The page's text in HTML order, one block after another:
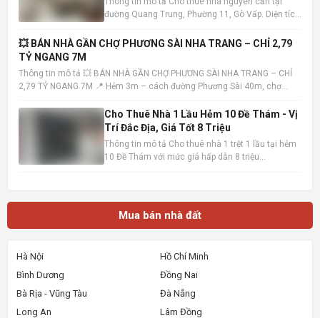
đường Quang Trung, Phường 11, Gò Vấp. Diện tích
và 3 phòng tắm. Nhà có sẵn 3 máy lạnh, tiện nghi
đầy đủ, sẵn sàng dọn vào ở ngay. Vị trí nhà đắc
💥 BÁN NHÀ GẦN CHỢ PHƯƠNG SÀI NHA TRANG – CHỈ 2,79
TỶ NGANG 7M
Thông tin mô tả 💥 BÁN NHÀ GẦN CHỢ PHƯƠNG SÀI NHA TRANG – CHỈ
2,79 TỶ NGANG 7M 📍 Hẻm 3m – cách đường Phương Sài 40m, chợ
trệt 1 lầu – hướng Tây Bắc – sổ hồng hoàn công • Trệt: khách
Cho Thuê Nhà 1 Lầu Hẻm 10 Đề Thám - Vị
Trí Đắc Địa, Giá Tốt 8 Triệu
Thông tin mô tả Cho thuê nhà 1 trệt 1 lầu tại hẻm
10 Đề Thám với mức giá hấp dẫn 8 triệu
Mua bán nhà đất
Hà Nội
Hồ Chí Minh
Bình Dương
Đồng Nai
Bà Rịa - Vũng Tàu
Đà Nẵng
Long An
Lâm Đồng